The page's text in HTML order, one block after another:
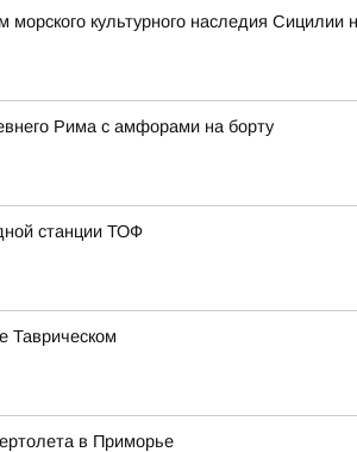
морского культурного наследия
Рима с амфорами на борту
станции ТОФ
Таврическом
в Приморье